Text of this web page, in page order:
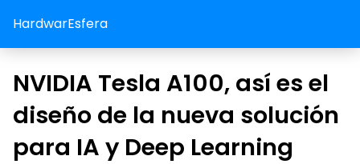
HardwarEsfera
NVIDIA Tesla A100, así es el
diseño de la nueva solución
para IA y Deep Learning